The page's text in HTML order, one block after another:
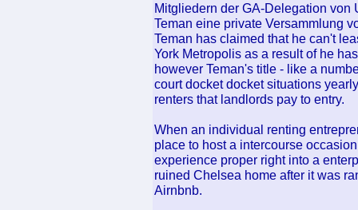
Mitgliedern der GA-Delegation von
Teman eine private Versammlung
Teman has claimed that he can't
York Metropolis as a result of he
however Teman's title - like a
court docket docket situations
renters that landlords pay to entry.
When an individual renting
place to host a intercourse
experience proper right into a
ruined Chelsea home after it was
Airnbnb.